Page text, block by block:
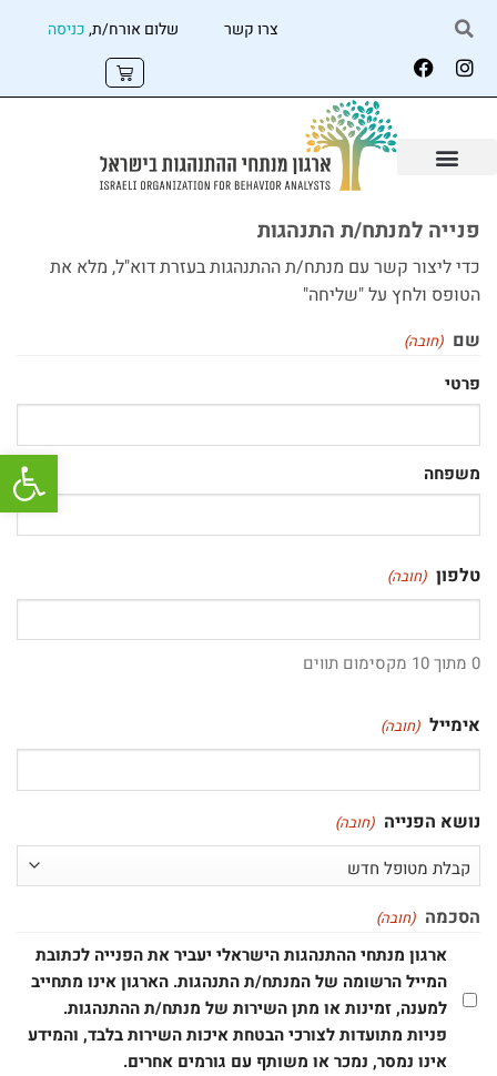
צרו קשר שלום אורח/ת,כניסה
פנייה למנתח/ת התנהגות
כדי ליצור קשר עם מנתח/ת ההתנהגות בעזרת דוא"ל, מלא את
הטופס ולחץ על "שליחה"
שם (חובה)
פרטי
משפחה
טלפון (חובה)
0 מתוך 10 מקסימום תווים
אימייל (חובה)
נושא הפנייה (חובה)
הסכמה (חובה)
ארגון מנתחי ההתנהגות הישראלי יעביר את הפנייה לכתובת
המייל הרשומה של המנתח/ת התנהגות. הארגון אינו מתחייב
למענה, זמינות או מתן השירות של מנתח/ת ההתנהגות.
פניות מתועדות לצורכי הבטחת איכות השירות בלבד, והמידע
אינו נמסר, נמכר או משותף עם גורמים אחרים.